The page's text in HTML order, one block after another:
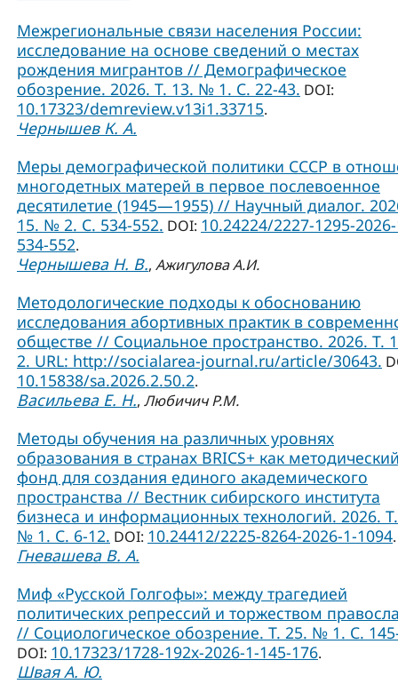
Межрегиональные связи населения России:
исследование на основе сведений о местах
рождения мигрантов // Демографическое
обозрение. 2026. Т. 13. № 1. С. 22-43. DOI:
10.17323/demreview.v13i1.33715.
Чернышев К. А.
Меры демографической политики СССР в
многодетных матерей в первое послевоенное
десятилетие (1945—1955) // Научный диалог.
15. № 2. С. 534-552. DOI: 10.24224/2227-1295-
534-552.
Чернышева Н. В., Ажигулова А.И.
Методологические подходы к обоснованию
исследования абортивных практик в
обществе // Социальное пространство. 2026. Т.
2. URL: http://socialarea-journal.ru/article/30643.
10.15838/sa.2026.2.50.2.
Васильева Е. Н., Любичич Р.М.
Методы обучения на различных уровнях
образования в странах BRICS+ как
фонд для создания единого академического
пространства // Вестник сибирского института
бизнеса и информационных технологий. 2026.
№ 1. С. 6-12. DOI: 10.24412/2225-8264-2026-1-1094.
Гневашева В. А.
Миф «Русской Голгофы»: между трагедией
политических репрессий и торжеством
// Социологическое обозрение. Т. 25. № 1. С.
DOI: 10.17323/1728-192x-2026-1-145-176.
Швая А. Ю.